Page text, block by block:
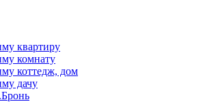
квартиру
комнату
коттедж, дом
дачу